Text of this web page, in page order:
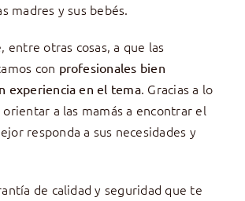
madres y sus bebés.
entre otras cosas, a que las
con profesionales bien
experiencia en el tema. Gracias a lo
a las mamás a encontrar el
responda a sus necesidades y
de calidad y seguridad que te